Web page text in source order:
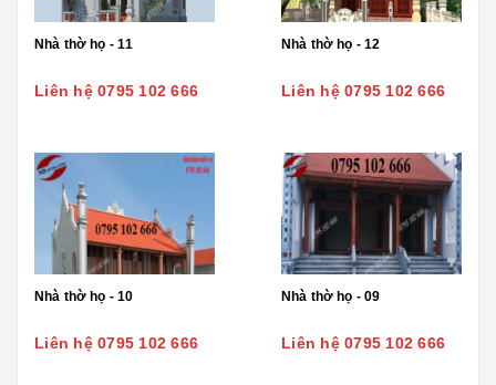
Nhà thờ họ - 11
Liên hệ 0795 102 666
Nhà thờ họ - 12
Liên hệ 0795 102 666
Nhà thờ họ - 10
Liên hệ 0795 102 666
Nhà thờ họ - 09
Liên hệ 0795 102 666